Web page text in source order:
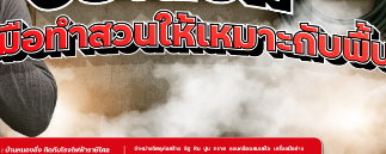
รายละเอียดสินค้า